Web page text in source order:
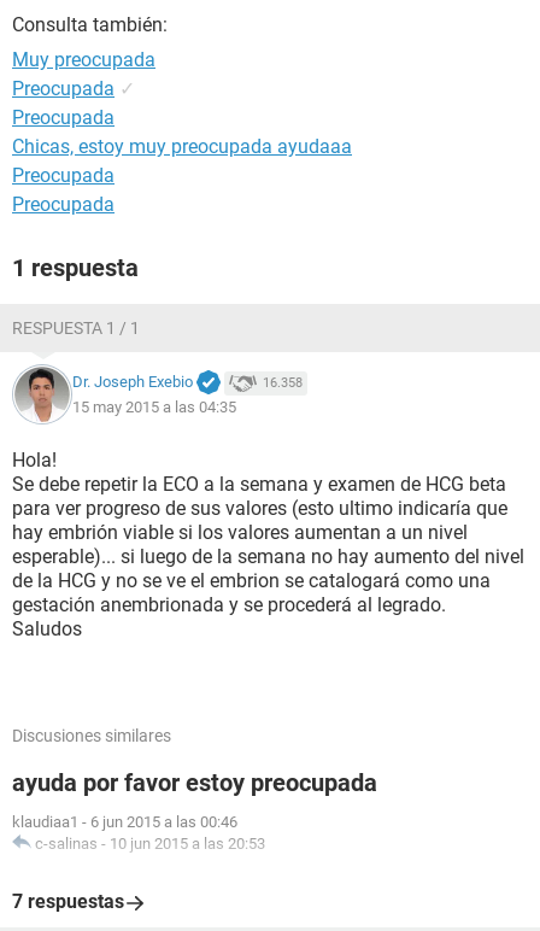
Consulta también:
Muy preocupada
Preocupada ✓
Preocupada
Chicas, estoy muy preocupada ayudaaa
Preocupada
Preocupada
1 respuesta
RESPUESTA 1 / 1
Dr. Joseph Exebio 16.358
15 may 2015 a las 04:35
Hola!
Se debe repetir la ECO a la semana y examen de HCG beta
para ver progreso de sus valores (esto ultimo indicaría que
hay embrión viable si los valores aumentan a un nivel
esperable)... si luego de la semana no hay aumento del nivel
de la HCG y no se ve el embrion se catalogará como una
gestación anembrionada y se procederá al legrado.
Saludos
Discusiones similares
ayuda por favor estoy preocupada
klaudiaa1 - 6 jun 2015 a las 00:46
c-salinas - 10 jun 2015 a las 20:53
7 respuestas